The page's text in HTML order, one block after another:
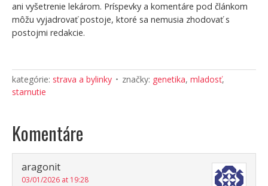
ani vyšetrenie lekárom. Príspevky a komentáre pod článkom
môžu vyjadrovať postoje, ktoré sa nemusia zhodovať s
postojmi redakcie.
kategórie: strava a bylinky značky: genetika, mladosť,
starnutie
Komentáre
aragonit
03/01/2026 at 19:28